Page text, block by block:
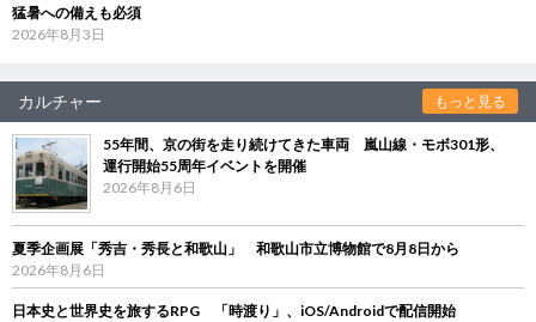
猛暑への備えも必須
2026年8月3日
カルチャー もっと見る
55年間、京の街を走り続けてきた車両 嵐山線・モボ301形、
運行開始55周年イベントを開催
2026年8月6日
夏季企画展「秀吉・秀長と和歌山」 和歌山市立博物館で8月8日から
2026年8月6日
日本史と世界史を旅するRPG 「時渡り」、iOS/Androidで配信開始